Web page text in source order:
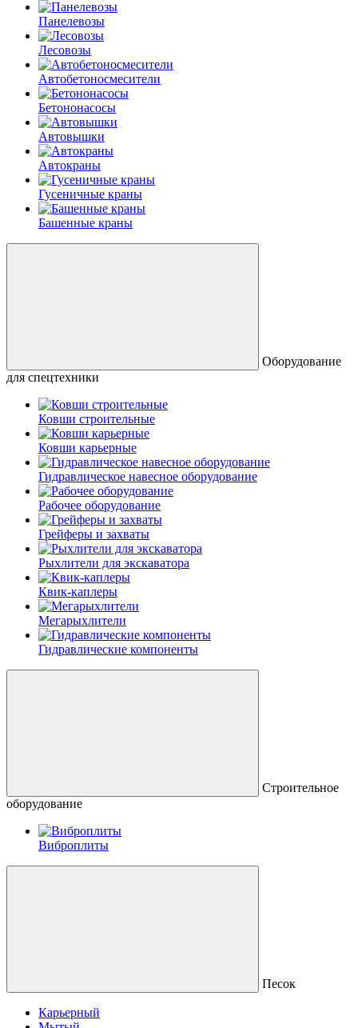
Панелевозы
Лесовозы
Автобетоно­смесители
Бетононасосы
Автовышки
Автокраны
Гусеничные краны
Башенные краны
Оборудование
для спецтехники
Ковши строительные
Ковши карьерные
Гидравлическое навесное оборудование
Рабочее оборудование
Грейферы и захваты
Рыхлители для экскаватора
Квик-каплеры
Мегарыхлители
Гидравлические компоненты
Строительное
оборудование
Виброплиты
Песок
Карьерный